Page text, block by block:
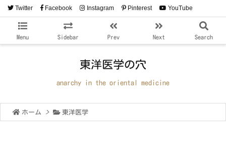
Menu Sidebar Prev Next Search
Twitter Facebook Instagram Pinterest YouTube
RSS
東洋医学の穴
anarchy in the oriental medicine
ホーム > 東洋医学